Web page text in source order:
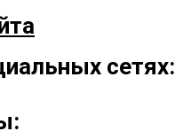
сетях: